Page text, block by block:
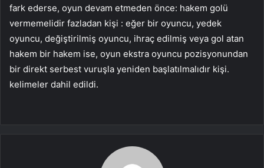
fark ederse, oyun devam etmeden önce: hakem golü
vermemelidir fazladan kişi : eğer bir oyuncu, yedek
oyuncu, değiştirilmiş oyuncu, ihraç edilmiş veya gol atan
hakem bir hakem ise, oyun ekstra oyuncu pozisyonundan
bir direkt serbest vuruşla yeniden başlatılmalıdır kişi.
kelimeler dahil edildi.